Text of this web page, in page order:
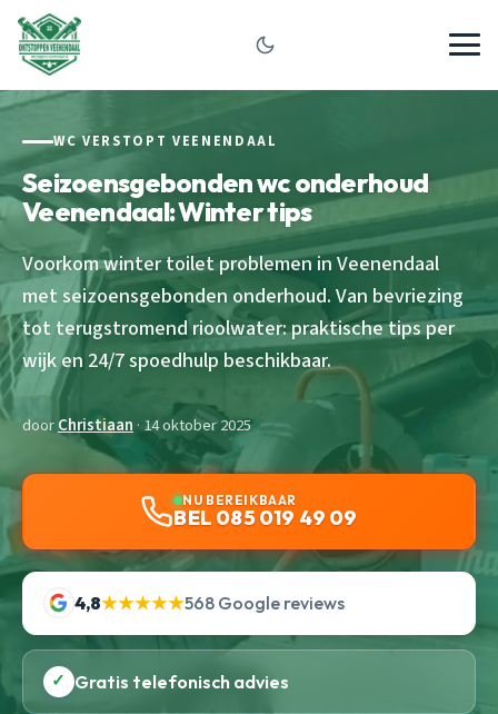
WC VERSTOPT VEENENDAAL
Seizoensgebonden wc onderhoud
Veenendaal: Winter tips
Voorkom winter toilet problemen in Veenendaal
met seizoensgebonden onderhoud. Van bevriezing
tot terugstromend rioolwater: praktische tips per
wijk en 24/7 spoedhulp beschikbaar.
doorChristiaan· 14 oktober 2025
NU BEREIKBAAR
BEL 085 019 49 09
4,8★★★★★568 Google reviews
✓ Gratis telefonisch advies